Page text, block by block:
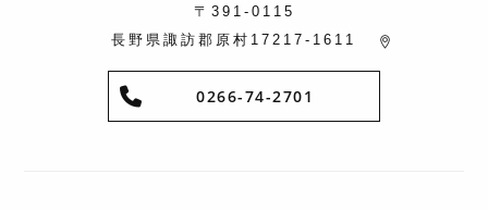
〒391-0115
長野県諏訪郡原村17217-1611
0266-74-2701